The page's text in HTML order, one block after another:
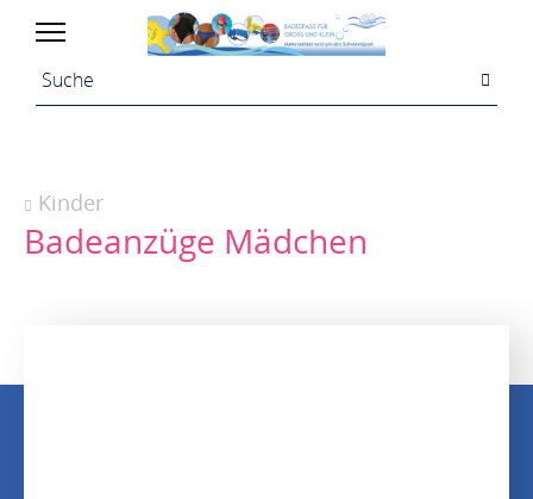
Kinder
Badeanzüge Mädchen